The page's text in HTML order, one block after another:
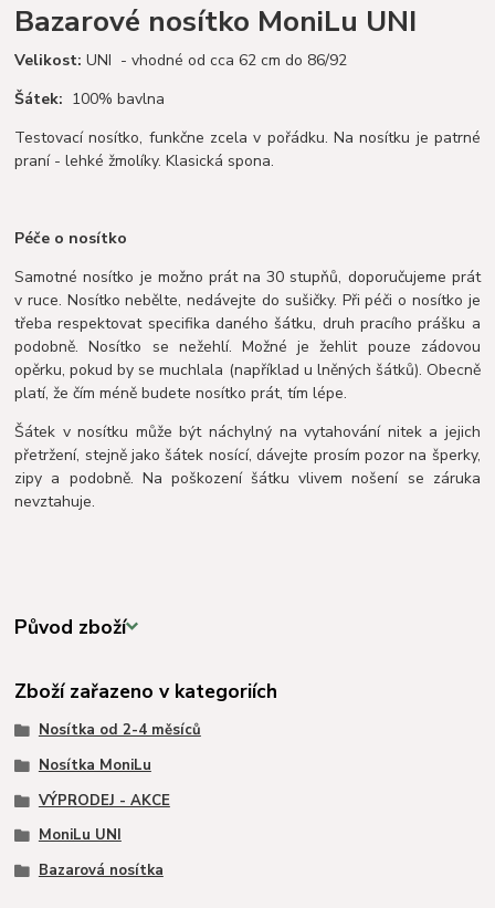
Bazarové nosítko MoniLu UNI
Velikost: UNI - vhodné od cca 62 cm do 86/92
Šátek: 100% bavlna
Testovací nosítko, funkčne zcela v pořádku. Na nosítku je patrné
praní - lehké žmolíky. Klasická spona.
Péče o nosítko
Samotné nosítko je možno prát na 30 stupňů, doporučujeme prát
v ruce. Nosítko nebělte, nedávejte do sušičky. Při péči o nosítko je
třeba respektovat specifika daného šátku, druh pracího prášku a
podobně. Nosítko se nežehlí. Možné je žehlit pouze zádovou
opěrku, pokud by se muchlala (například u lněných šátků). Obecně
platí, že čím méně budete nosítko prát, tím lépe.
Šátek v nosítku může být náchylný na vytahování nitek a jejich
přetržení, stejně jako šátek nosící, dávejte prosím pozor na šperky,
zipy a podobně. Na poškození šátku vlivem nošení se záruka
nevztahuje.
Původ zboží
Zboží zařazeno v kategoriích
Nosítka od 2-4 měsíců
Nosítka MoniLu
VÝPRODEJ - AKCE
MoniLu UNI
Bazarová nosítka